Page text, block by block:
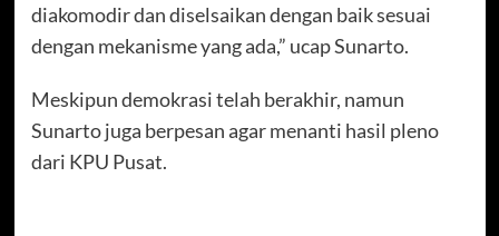
diakomodir dan diselsaikan dengan baik sesuai
dengan mekanisme yang ada,” ucap Sunarto.
Meskipun demokrasi telah berakhir, namun
Sunarto juga berpesan agar menanti hasil pleno
dari KPU Pusat.